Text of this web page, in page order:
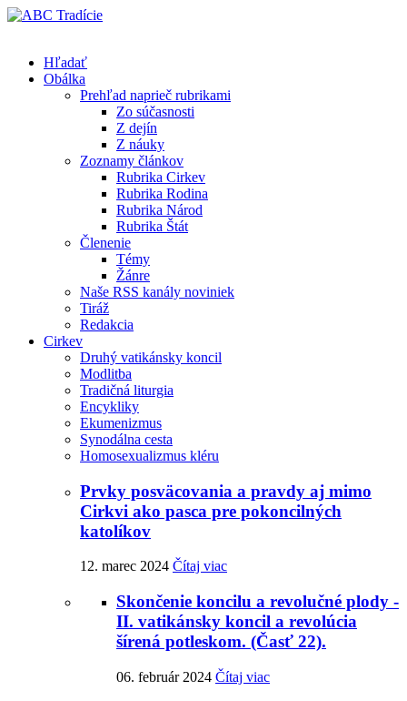
Hľadať
Obálka
Prehľad naprieč rubrikami
Zo súčasnosti
Z dejín
Z náuky
Zoznamy článkov
Rubrika Cirkev
Rubrika Rodina
Rubrika Národ
Rubrika Štát
Členenie
Témy
Žánre
Naše RSS kanály noviniek
Tiráž
Redakcia
Cirkev
Druhý vatikánsky koncil
Modlitba
Tradičná liturgia
Encykliky
Ekumenizmus
Synodálna cesta
Homosexualizmus kléru
Prvky posväcovania a pravdy aj mimo
Cirkvi ako pasca pre pokoncilných
katolíkov
12. marec 2024 Čítaj viac
Skončenie koncilu a revolučné plody -
II. vatikánsky koncil a revolúcia
šírená potleskom. (Časť 22).
06. február 2024 Čítaj viac